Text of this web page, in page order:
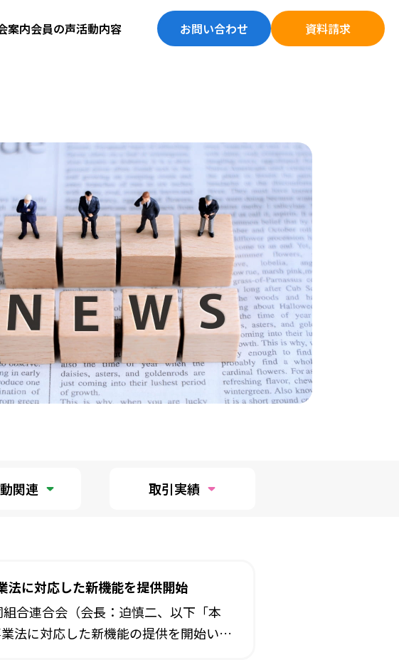
案内会員の声活動内容 お問い合わせ 資料請求
関連 取引実績
法に対応した新機能を提供開始
合連合会（会長：迫慎二、以下「本
法に対応した新機能の提供を開始いた